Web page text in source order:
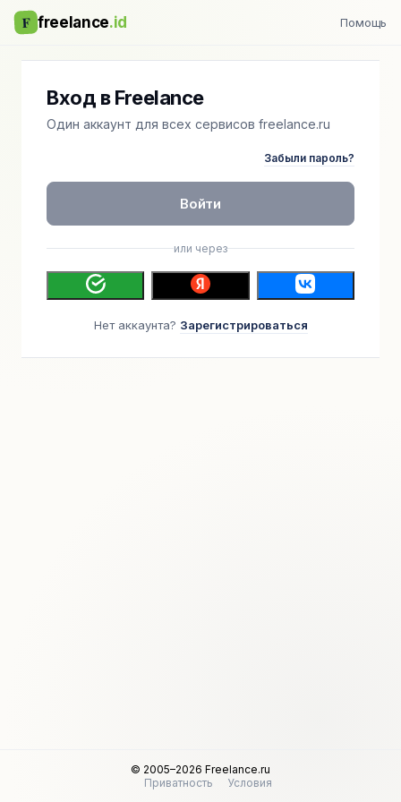
F freelance.id Помощь
Вход в Freelance
Один аккаунт для всех сервисов freelance.ru
Забыли пароль?
Войти
или через
Нет аккаунта? Зарегистрироваться
© 2005–2026 Freelance.ru
Приватность
Условия